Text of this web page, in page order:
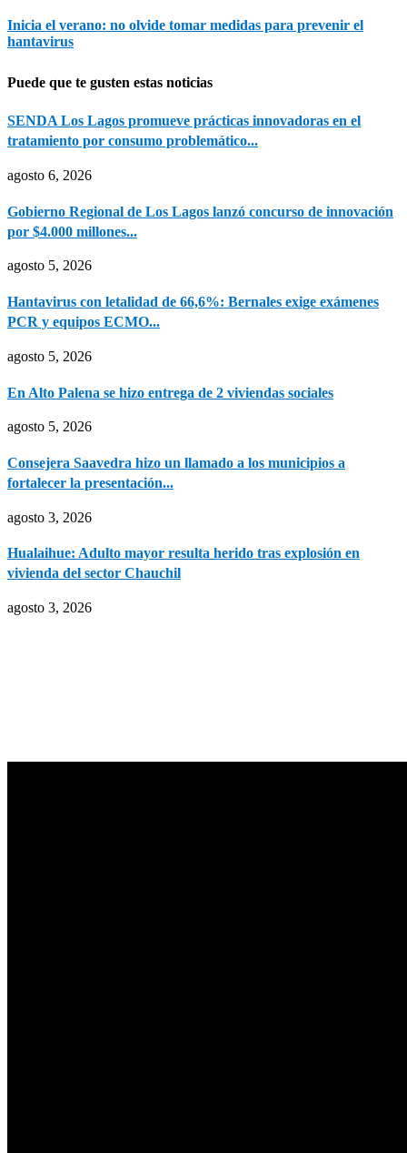
Inicia el verano: no olvide tomar medidas para prevenir el
hantavirus
Puede que te gusten estas noticias
SENDA Los Lagos promueve prácticas innovadoras en el
tratamiento por consumo problemático...
agosto 6, 2026
Gobierno Regional de Los Lagos lanzó concurso de innovación
por $4.000 millones...
agosto 5, 2026
Hantavirus con letalidad de 66,6%: Bernales exige exámenes
PCR y equipos ECMO...
agosto 5, 2026
En Alto Palena se hizo entrega de 2 viviendas sociales
agosto 5, 2026
Consejera Saavedra hizo un llamado a los municipios a
fortalecer la presentación...
agosto 3, 2026
Hualaihue: Adulto mayor resulta herido tras explosión en
vivienda del sector Chauchil
agosto 3, 2026